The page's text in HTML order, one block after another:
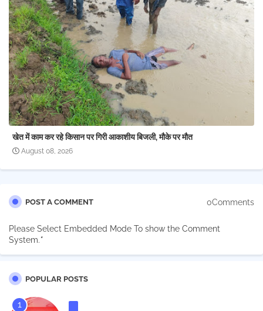
खेत में काम कर रहे किसान पर गिरी आकाशीय बिजली, मौके पर मौत
August 08, 2026
POST A COMMENT 0Comments
Please Select Embedded Mode To show the Comment
System.*
POPULAR POSTS